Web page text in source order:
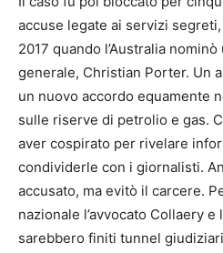
accuse legate ai servizi
2017 quando l’Australia
generale, Christian Porter. Un
un nuovo accordo equamente
sulle riserve di petrolio e gas.
aver cospirato per rivelare
condividerle con i giornalisti.
accusato, ma evitò il carcere.
nazionale l’avvocato Collaery e
sarebbero finiti tunnel